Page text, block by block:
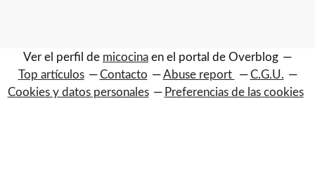
Ver el perfil de micocina en el portal de Overblog
Top artículos
Contacto Abuse report
C.G.U.
Cookies y datos personales
Preferencias de las cookies